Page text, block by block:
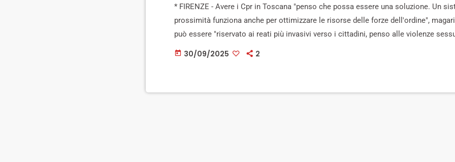
* FIRENZE - Avere i Cpr in Toscana "penso che possa essere una soluzione. Un
prossimità funziona anche per ottimizzare le risorse delle forze dell'ordine",
può essere "riservato ai reati più invasivi verso i cittadini, penso alle violenze
spaccio. L'idea è farne uno per regione, poi si possono spacchettare in due"
today 30/09/2025 2